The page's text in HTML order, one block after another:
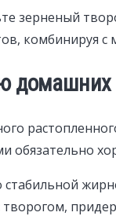
зерненый
комбинируя
домашних
обязательно